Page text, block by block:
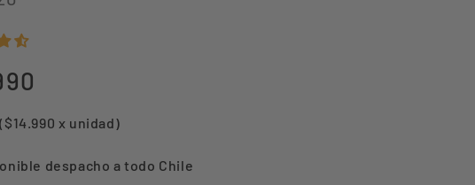
x unidad)
despacho a todo Chile